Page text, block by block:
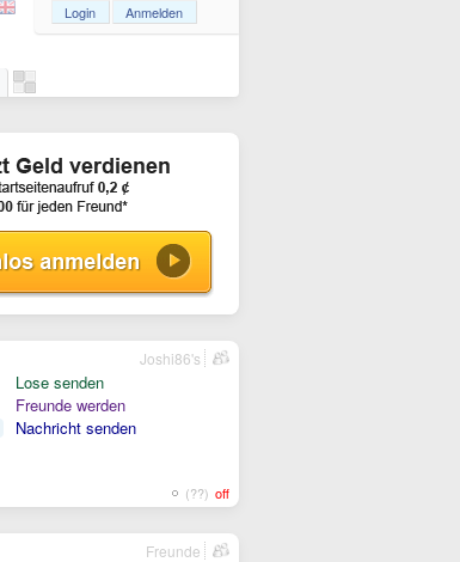
Login Anmelden
Lose senden
Freunde werden
Nachricht senden
(??) off
Joshi86's
Freunde